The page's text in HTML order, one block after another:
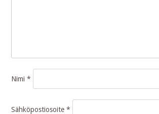
Nimi*
Sähköpostiosoite*